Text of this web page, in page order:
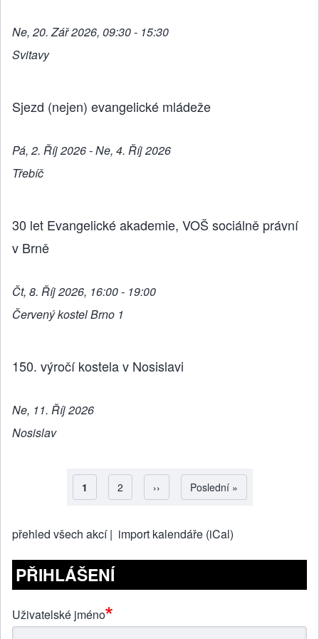
Ne, 20. Zář 2026, 09:30 - 15:30
Svitavy
Sjezd (nejen) evangelické mládeže
Pá, 2. Říj 2026 - Ne, 4. Říj 2026
Třebíč
30 let Evangelické akademie, VOŠ sociálně právní
v Brně
Čt, 8. Říj 2026, 16:00 - 19:00
Červený kostel Brno 1
150. výročí kostela v Nosislavi
Ne, 11. Říj 2026
Nosislav
Pagination
Aktuální stránka
1 Strana
2 Následující stránka
›› Poslední stránka
Poslední »
přehled všech akcí | import kalendáře (iCal)
PŘIHLÁŠENÍ
Uživatelské jméno